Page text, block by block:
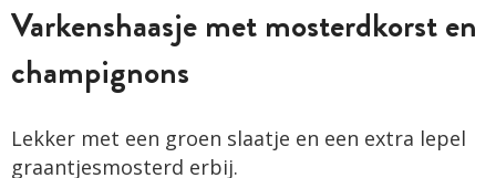
Varkenshaasje met mosterdkorst en
champignons
Lekker met een groen slaatje en een extra lepel
graantjesmosterd erbij.